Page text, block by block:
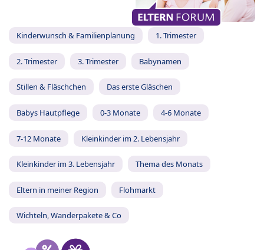
Kinderwunsch & Familienplanung 1. Trimester
2. Trimester 3. Trimester Babynamen
Stillen & Fläschchen Das erste Gläschen
Babys Hautpflege 0-3 Monate 4-6 Monate
7-12 Monate Kleinkinder im 2. Lebensjahr
Kleinkinder im 3. Lebensjahr Thema des Monats
Eltern in meiner Region Flohmarkt
Wichteln, Wanderpakete & Co